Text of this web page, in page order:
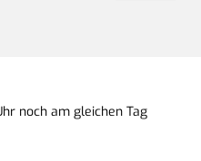
noch am gleichen Tag